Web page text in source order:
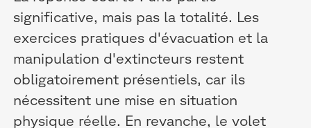
significative, mais pas la totalité. Les
exercices pratiques d'évacuation et la
manipulation d'extincteurs restent
obligatoirement présentiels, car ils
nécessitent une mise en situation
physique réelle. En revanche, le volet